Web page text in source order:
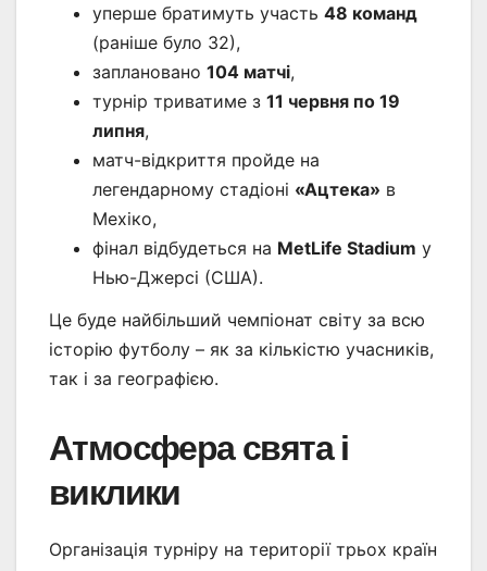
уперше братимуть участь 48 команд
(раніше було 32),
заплановано 104 матчі,
турнір триватиме з 11 червня по 19
липня,
матч-відкриття пройде на
легендарному стадіоні «Ацтека» в
Мехіко,
фінал відбудеться на MetLife Stadium у
Нью-Джерсі (США).
Це буде найбільший чемпіонат світу за всю
історію футболу – як за кількістю учасників,
так і за географією.
Атмосфера свята і
виклики
Організація турніру на території трьох країн